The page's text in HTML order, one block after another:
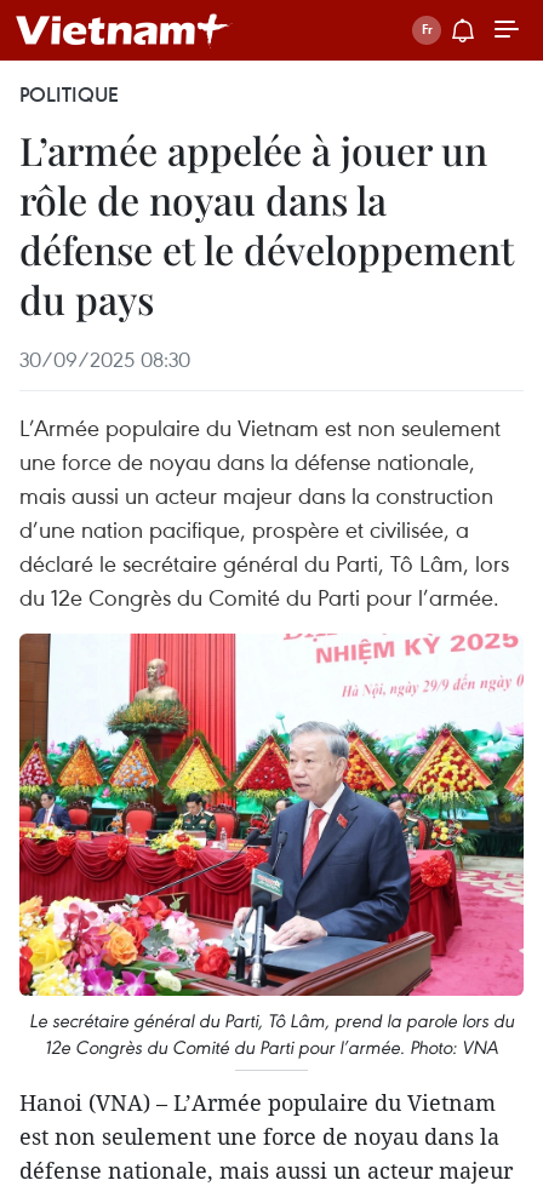
POLITIQUE
L’armée appelée à jouer un
rôle de noyau dans la
défense et le développement
du pays
30/09/2025 08:30
L’Armée populaire du Vietnam est non seulement
une force de noyau dans la défense nationale,
mais aussi un acteur majeur dans la construction
d’une nation pacifique, prospère et civilisée, a
déclaré le secrétaire général du Parti, Tô Lâm, lors
du 12e Congrès du Comité du Parti pour l’armée.
Le secrétaire général du Parti, Tô Lâm, prend la parole lors du
12e Congrès du Comité du Parti pour l’armée. Photo: VNA
Hanoi (VNA) – L’Armée populaire du Vietnam
est non seulement une force de noyau dans la
défense nationale, mais aussi un acteur majeur